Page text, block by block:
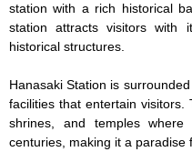
station with a rich historical
station attracts visitors with
historical structures.
Hanasaki Station is
facilities that entertain visitors.
shrines, and temples
centuries, making it a paradise